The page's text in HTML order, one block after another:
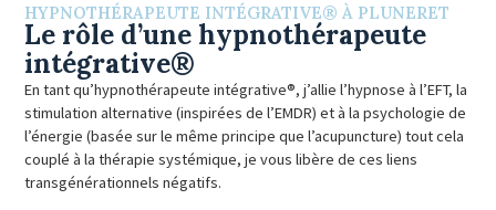
HYPNOTHÉRAPEUTE INTÉGRATIVE® À PLUNERET
Le rôle d’une hypnothérapeute
intégrative®
En tant qu’hypnothérapeute intégrative®, j’allie l’hypnose à l’EFT, la
stimulation alternative (inspirées de l’EMDR) et à la psychologie de
l’énergie (basée sur le même principe que l’acupuncture) tout cela
couplé à la thérapie systémique, je vous libère de ces liens
transgénérationnels négatifs.